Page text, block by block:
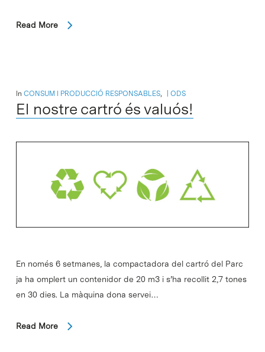
Read More
In CONSUM I PRODUCCIÓ RESPONSABLES, ODS
El nostre cartró és valuós!
En només 6 setmanes, la compactadora del cartró del Parc
ja ha omplert un contenidor de 20 m3 i s’ha recollit 2,7 tones
en 30 dies. La màquina dona servei…
Read More